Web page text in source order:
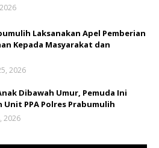
Laksanakan Apel Pemberian
Kepada Masyarakat dan
2026
Dibawah Umur, Pemuda Ini
Unit PPA Polres Prabumulih
2026